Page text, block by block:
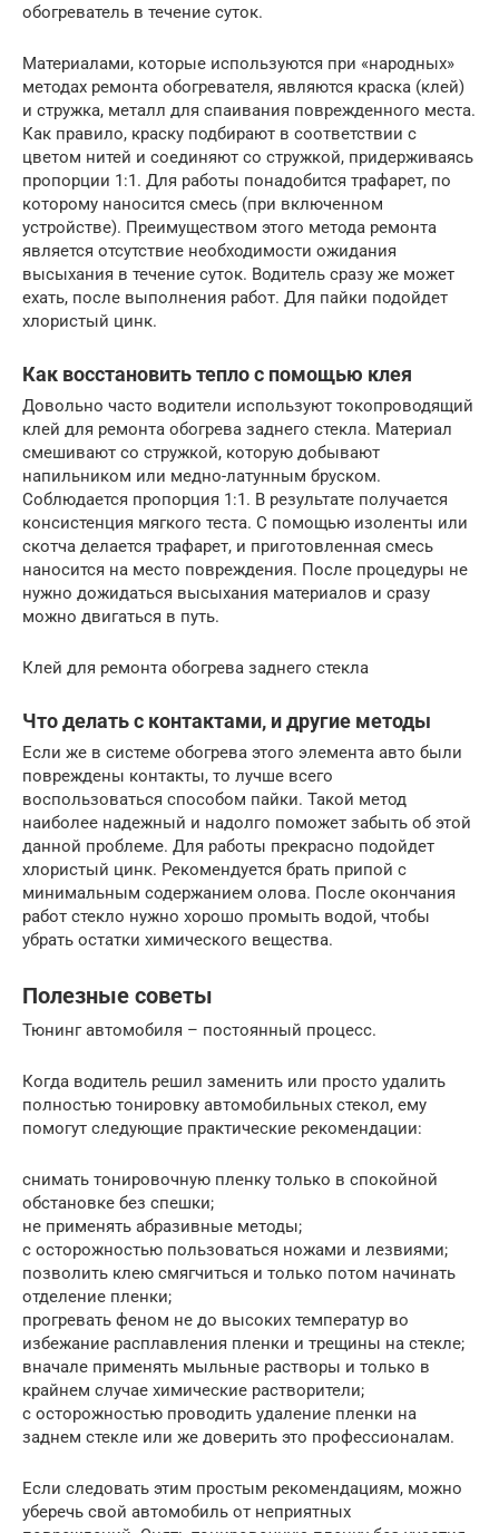
обогреватель в течение суток.
Материалами, которые используются при «народных»
методах ремонта обогревателя, являются краска (клей)
и стружка, металл для спаивания поврежденного места.
Как правило, краску подбирают в соответствии с
цветом нитей и соединяют со стружкой, придерживаясь
пропорции 1:1. Для работы понадобится трафарет, по
которому наносится смесь (при включенном
устройстве). Преимуществом этого метода ремонта
является отсутствие необходимости ожидания
высыхания в течение суток. Водитель сразу же может
ехать, после выполнения работ. Для пайки подойдет
хлористый цинк.
Как восстановить тепло с помощью клея
Довольно часто водители используют токопроводящий
клей для ремонта обогрева заднего стекла. Материал
смешивают со стружкой, которую добывают
напильником или медно-латунным бруском.
Соблюдается пропорция 1:1. В результате получается
консистенция мягкого теста. С помощью изоленты или
скотча делается трафарет, и приготовленная смесь
наносится на место повреждения. После процедуры не
нужно дожидаться высыхания материалов и сразу
можно двигаться в путь.
Клей для ремонта обогрева заднего стекла
Что делать с контактами, и другие методы
Если же в системе обогрева этого элемента авто были
повреждены контакты, то лучше всего
воспользоваться способом пайки. Такой метод
наиболее надежный и надолго поможет забыть об этой
данной проблеме. Для работы прекрасно подойдет
хлористый цинк. Рекомендуется брать припой с
минимальным содержанием олова. После окончания
работ стекло нужно хорошо промыть водой, чтобы
убрать остатки химического вещества.
Полезные советы
Тюнинг автомобиля – постоянный процесс.
Когда водитель решил заменить или просто удалить
полностью тонировку автомобильных стекол, ему
помогут следующие практические рекомендации:
снимать тонировочную пленку только в спокойной
обстановке без спешки;
не применять абразивные методы;
с осторожностью пользоваться ножами и лезвиями;
позволить клею смягчиться и только потом начинать
отделение пленки;
прогревать феном не до высоких температур во
избежание расплавления пленки и трещины на стекле;
вначале применять мыльные растворы и только в
крайнем случае химические растворители;
с осторожностью проводить удаление пленки на
заднем стекле или же доверить это профессионалам.
Если следовать этим простым рекомендациям, можно
уберечь свой автомобиль от неприятных